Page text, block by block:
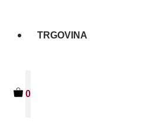
TRGOVINA
0